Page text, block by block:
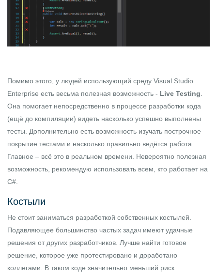
Помимо этого, у людей использующий среду Visual Studio
Enterprise есть весьма полезная возможность - Live Testing.
Она помогает непосредственно в процессе разработки кода
(ещё до компиляции) видеть насколько успешно выполнены
тесты. Дополнительно есть возможность изучать построчное
покрытие тестами и насколько правильно ведётся работа.
Главное – всё это в реальном времени. Невероятно полезная
возможность, рекомендую использовать всем, кто работает на
C#.
Костыли
Не стоит заниматься разработкой собственных костылей.
Подавляющее большинство частых задач имеют удачные
решения от других разработчиков. Лучше найти готовое
решение, которое уже протестировано и доработано
коллегами. В таком коде значительно меньший риск